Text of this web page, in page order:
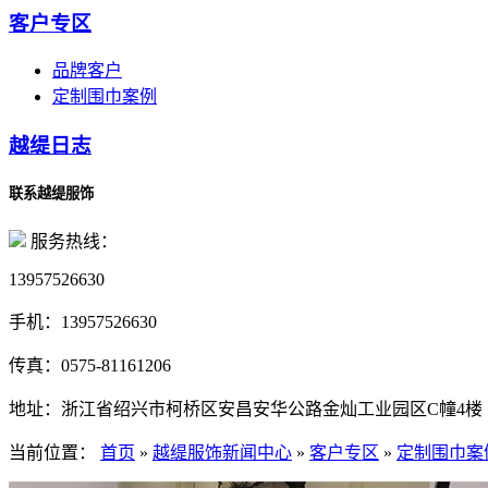
客户专区
品牌客户
定制围巾案例
越缇日志
联系越缇服饰
服务热线：
13957526630
手机： 13957526630
传真： 0575-81161206
地址： 浙江省绍兴市柯桥区安昌安华公路金灿工业园区C幢4楼
当前位置： 首页 » 越缇服饰新闻中心 » 客户专区 » 定制围巾案